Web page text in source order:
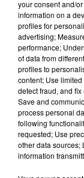
l'inspection
les conditions
TITRES
23h32
23h32
your consent and/
information on a
profiles for
advertising;
performance;
of data from
profiles to
content; Use
detect fraud, and
Save and
process personal
following
requested; Use
other data sources;
information